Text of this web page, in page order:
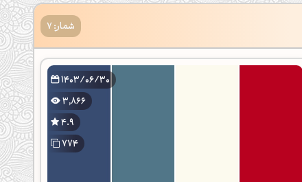
شمار: 7
1403/06/30
3,866
4.9
774